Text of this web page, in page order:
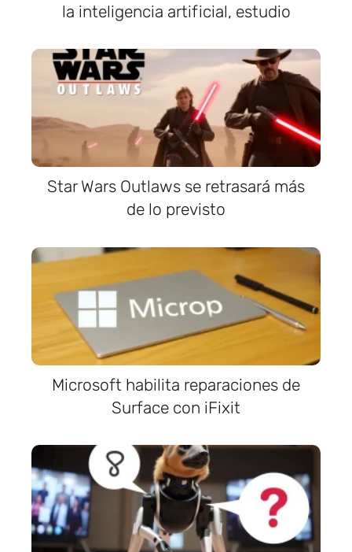
la inteligencia artificial, estudio
Star Wars Outlaws se retrasará más
de lo previsto
Microsoft habilita reparaciones de
Surface con iFixit